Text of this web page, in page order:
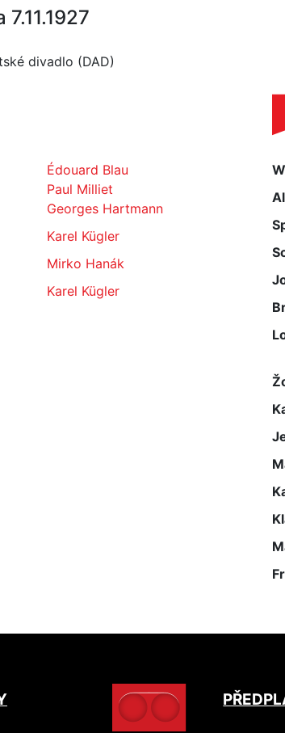
divadlo (DAD)
Édouard Blau
Paul Milliet
Georges Hartmann
Karel Kügler
Mirko Hanák
Karel Kügler